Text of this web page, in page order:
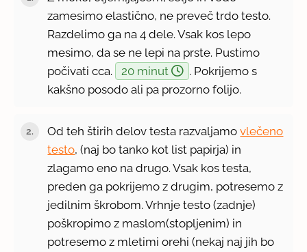
zamesimo elastično, ne preveč trdo testo.
Razdelimo ga na 4 dele. Vsak kos lepo
mesimo, da se ne lepi na prste. Pustimo
počivati cca.
20 minut
. Pokrijemo s
kakšno posodo ali pa prozorno folijo.
Od teh štirih delov testa razvaljamovlečeno
testo, (naj bo tanko kot list papirja) in
zlagamo eno na drugo. Vsak kos testa,
preden ga pokrijemo z drugim, potresemo z
jedilnim škrobom. Vrhnje testo (zadnje)
poškropimo z maslom(stopljenim) in
potresemo z mletimi orehi (nekaj naj jih bo